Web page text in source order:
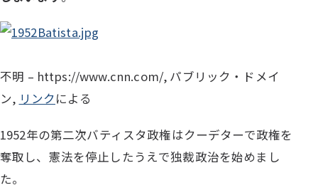
不明 – https://www.cnn.com/, パブリック・ドメイ
ン, リンクによる
1952年の第二次バティスタ政権はクーデターで政権を
奪取し、憲法を停止したうえで独裁政治を始めまし
た。